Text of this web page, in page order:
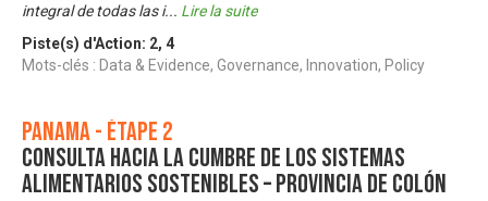
integral de todas las i... Lire la suite
Piste(s) d'Action: 2, 4
Mots-clés : Data & Evidence, Governance, Innovation, Policy
Panama - Étape 2
Consulta Hacia la Cumbre de los Sistemas
Alimentarios Sostenibles – Provincia de Colón